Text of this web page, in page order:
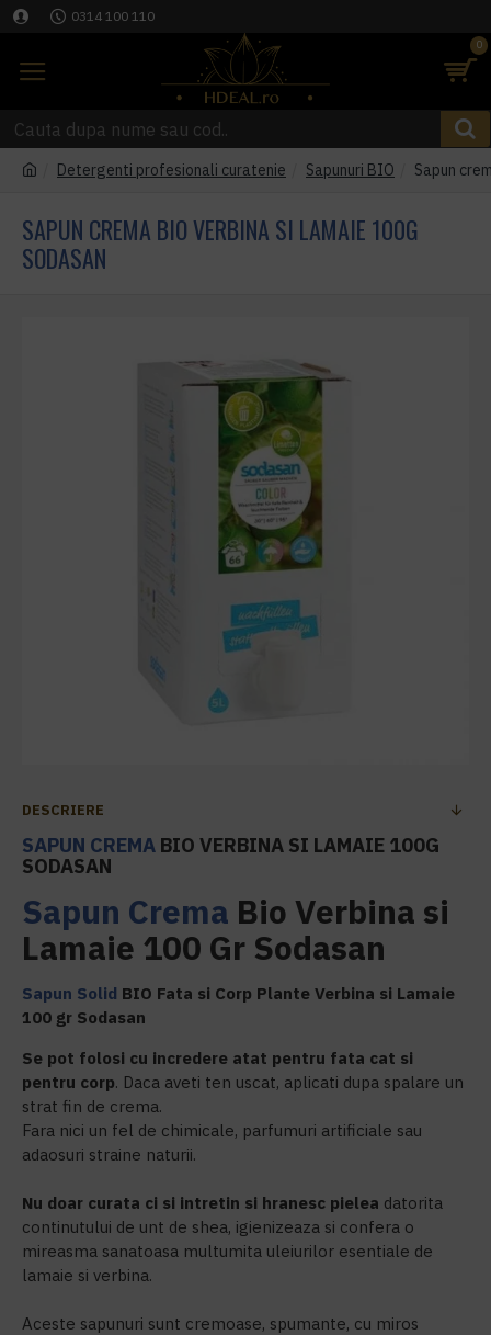
0314 100 110
0
Detergenti profesionali curatenie Sapunuri BIO Sapun
SAPUN CREMA BIO VERBINA SI LAMAIE 100G
SODASAN
DESCRIERE
SAPUN CREMA BIO VERBINA SI LAMAIE 100G
SODASAN
Sapun Crema Bio Verbina si
Lamaie 100 Gr Sodasan
Sapun Solid BIO Fata si Corp Plante Verbina si Lamaie
100 gr Sodasan
Se pot folosi cu incredere atat pentru fata cat si
pentru corp. Daca aveti ten uscat, aplicati dupa spalare un
strat fin de crema.
Fara nici un fel de chimicale, parfumuri artificiale sau
adaosuri straine naturii.
Nu doar curata ci si intretin si hranesc pielea datorita
continutului de unt de shea, igienizeaza si confera o
mireasma sanatoasa multumita uleiurilor esentiale de
lamaie si verbina.
Aceste sapunuri sunt cremoase, spumante, cu miros